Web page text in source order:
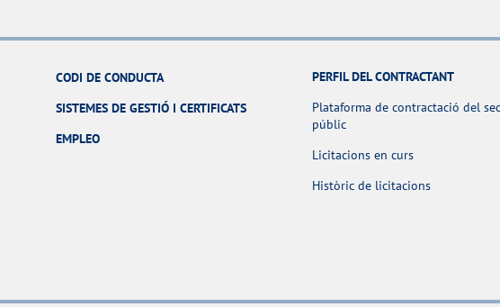
CODI DE CONDUCTA
SISTEMES DE GESTIÓ I CERTIFICATS
EMPLEO
PERFIL DEL CONTRACTANT
Plataforma de contractació del
públic
Licitacions en curs
Històric de licitacions